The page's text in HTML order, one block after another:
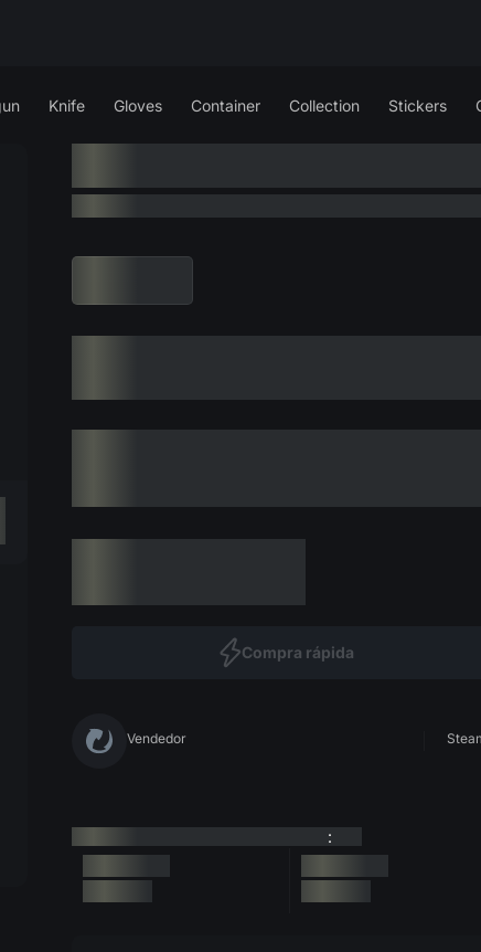
Knife Gloves Container Collection Stickers
Compra rápida
Vendedor
: